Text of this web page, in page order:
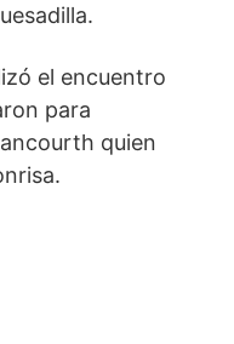
el encuentro
para
quien